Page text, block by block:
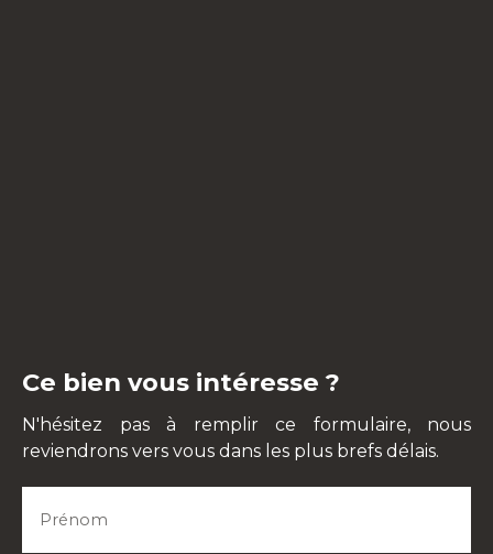
Ce bien vous intéresse ?
N'hésitez pas à remplir ce formulaire, nous
reviendrons vers vous dans les plus brefs délais.
Prénom